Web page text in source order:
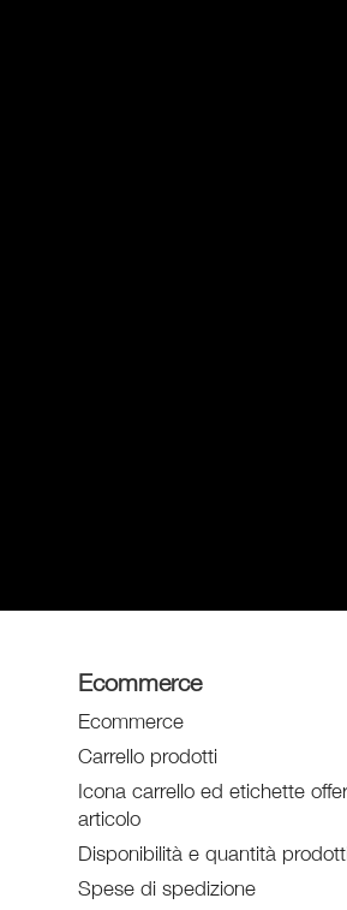
Ecommerce
Ecommerce
Carrello prodotti
Icona carrello ed etichette
articolo
Disponibilità e quantità
Spese di spedizione